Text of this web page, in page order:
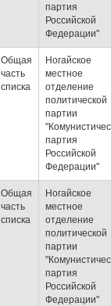
партия
Российской
Федерации"
Общая
часть
списка
Ногайское
местное
отделение
политической
партии
партия
Российской
Федерации"
Общая
часть
списка
Ногайское
местное
отделение
политической
партии
партия
Российской
Федерации"